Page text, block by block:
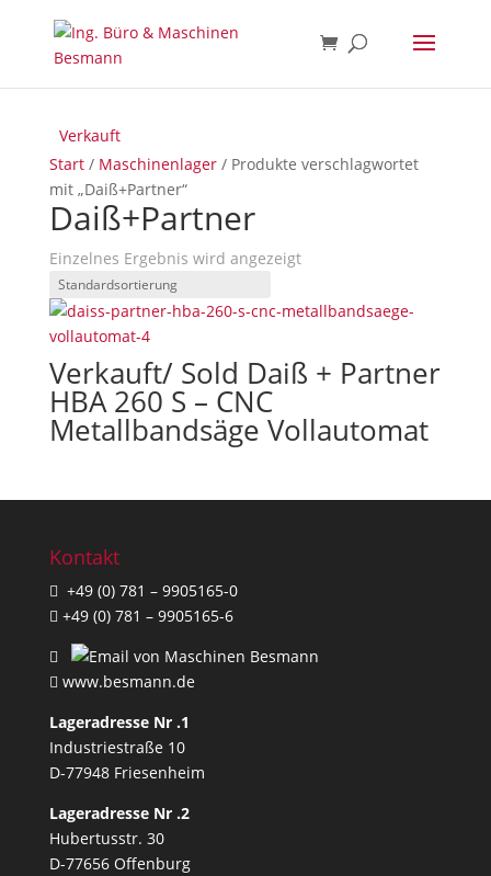
Start/ Maschinenlager/ Produkte verschlagwortet
mit „Daiß+Partner“
Daiß+Partner
Einzelnes Ergebnis wird angezeigt
Verkauft
Verkauft/ Sold Daiß + Partner
HBA 260 S – CNC
Metallbandsäge Vollautomat
Kontakt
+49 (0) 781 – 9905165-0
+49 (0) 781 – 9905165-6
www.besmann.de
Lageradresse Nr .1
Industriestraße 10
D-77948 Friesenheim
Lageradresse Nr .2
Hubertusstr. 30
D-77656 Offenburg